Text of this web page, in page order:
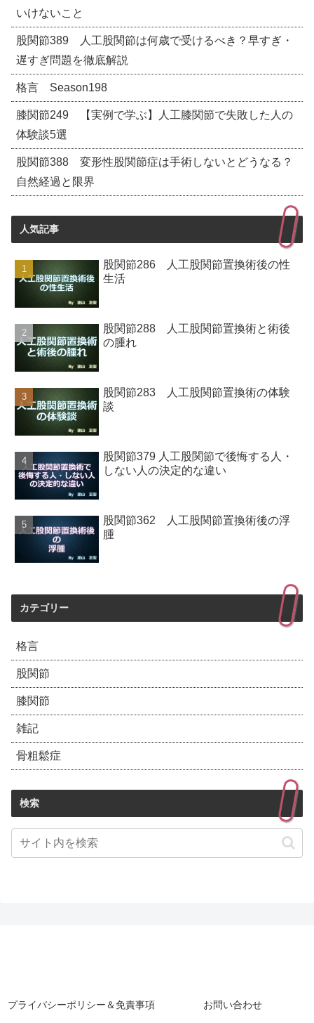
いけないこと
股関節389 人工股関節は何歳で受けるべき？早すぎ・
遅すぎ問題を徹底解説
格言 Season198
膝関節249 【実例で学ぶ】人工膝関節で失敗した人の
体験談5選
股関節388 変形性股関節症は手術しないとどうなる？
自然経過と限界
人気記事
股関節286 人工股関節置換術後の性
生活
股関節288 人工股関節置換術と術後
の腫れ
股関節283 人工股関節置換術の体験
談
股関節379 人工股関節で後悔する人・
しない人の決定的な違い
股関節362 人工股関節置換術後の浮
腫
カテゴリー
格言
股関節
膝関節
雑記
骨粗鬆症
検索
プライバシーポリシー＆免責事項 お問い合わせ